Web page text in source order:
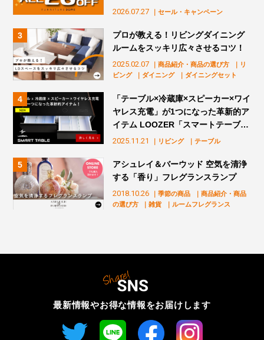
2026.07.27 ｜セール・キャンペーン
2025.02.07 ｜商品紹介・商品の選び方
｜リ
ビング
｜ダイニング ｜ダイニングセット
プロが教える！リビングダイニング
ルームをスッキリ広々させるコツ！
2025.11.21 ｜リビング ｜テーブル
「テーブル×冷蔵庫×スピーカー×ワイ
ヤレス充電」が1つになった革新的ア
イテム LOOZER「スマートテーブ
ル」販売スタート！
2018.10.26 ｜季節の商品
｜商品紹介・商品
の選び方
｜雑貨 ｜ルームフレグランス
アシュレイ＆バーウッド 空気を清浄
する「香り」フレグランスランプ
最新情報やお得な情報をお届けします